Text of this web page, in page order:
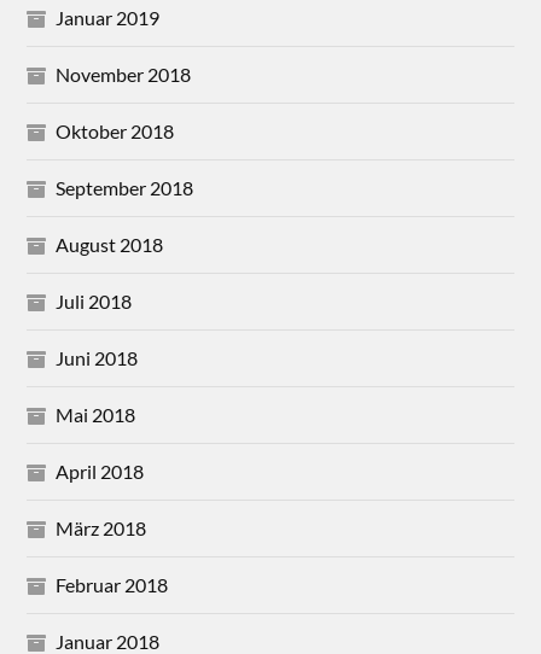
Januar 2019
November 2018
Oktober 2018
September 2018
August 2018
Juli 2018
Juni 2018
Mai 2018
April 2018
März 2018
Februar 2018
Januar 2018